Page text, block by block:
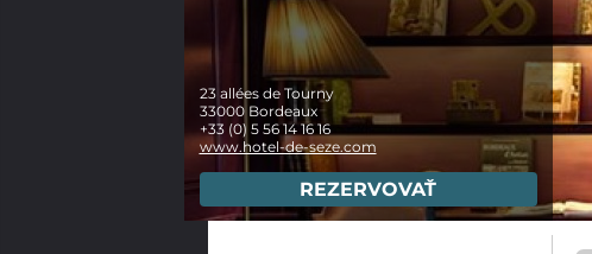
23 allées de Tourny
33000 Bordeaux
+33 (0) 5 56 14 16 16
www.hotel-de-seze.com
REZERVOVAŤ